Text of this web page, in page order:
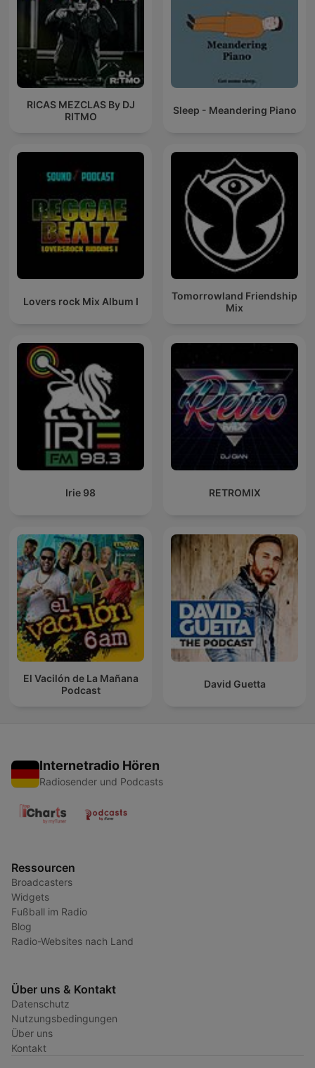
RICAS MEZCLAS By DJ
RITMO
Sleep - Meandering Piano
Lovers rock Mix Album I
Tomorrowland Friendship
Mix
Irie 98 RETROMIX
El Vacilón de La Mañana
Podcast
David Guetta
Internetradio Hören
Radiosender und Podcasts
Ressourcen
Broadcasters
Widgets
Fußball im Radio
Blog
Radio-Websites nach Land
Über uns & Kontakt
Datenschutz
Nutzungsbedingungen
Über uns
Kontakt